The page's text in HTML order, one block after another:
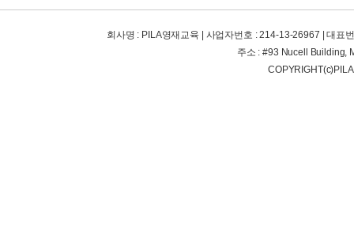
회사명 : PILA영재교육 | 사업자번호 : 214-13-26967 | 대
주소 : #93 Nucell Building,